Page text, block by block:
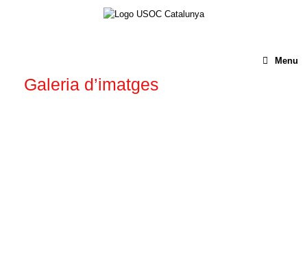
Menu
Galeria d’imatges